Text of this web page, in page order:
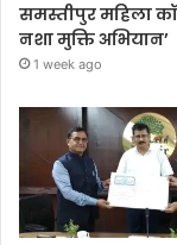
समस्तीपुर महिला
नशा मुक्ति अभियान’
1 week ago